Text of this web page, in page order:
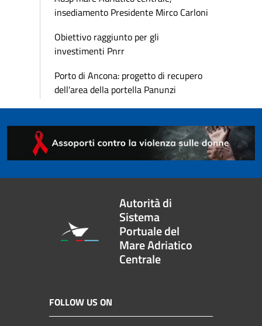
insediamento Presidente Mirco Carloni
Obiettivo raggiunto per gli
investimenti Pnrr
Porto di Ancona: progetto di recupero
dell'area della portella Panunzi
Autorità di
Sistema
Portuale del
Mare Adriatico
Centrale
FOLLOW US ON